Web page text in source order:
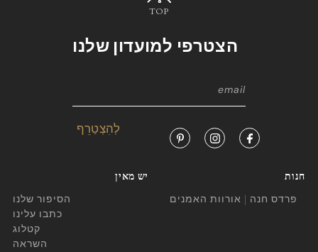
TOP
הצטרפי למועדון שלנו
חנות
פרדס חנה | אורוות האמנים
יש מאין
הסיפור שלנו
כתבו עלינו
קטלוג
השראה